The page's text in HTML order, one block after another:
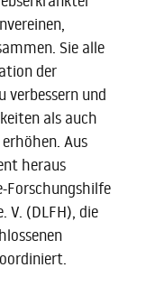
Sie alle
der
und
als auch
Aus
heraus
Forschungshilfe
V. (DLFH), die